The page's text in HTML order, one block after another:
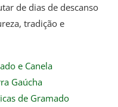
de dias de descanso
tradição e
e Canela
Gaúcha
de Gramado